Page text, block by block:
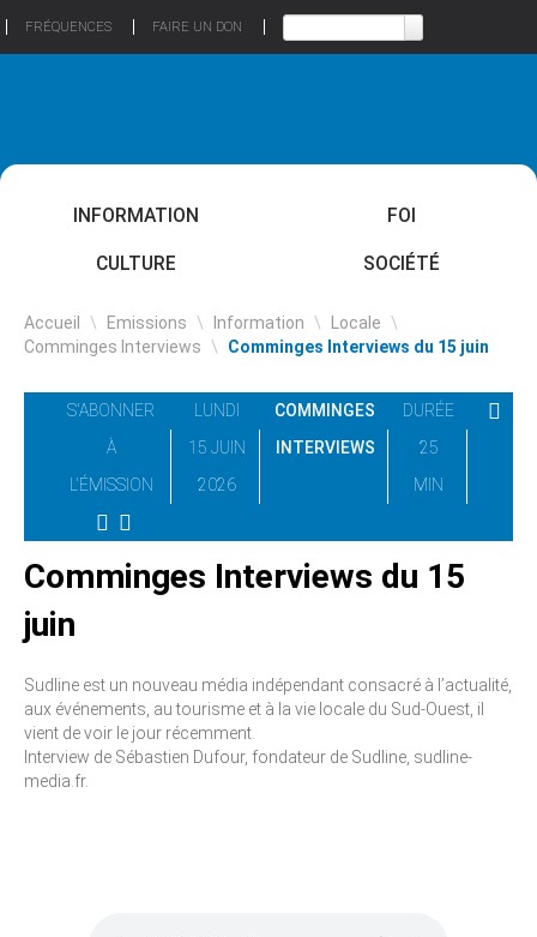
FRÉQUENCES FAIRE UN DON
INFORMATION FOI
CULTURE SOCIÉTÉ
Accueil \ Emissions \ Information \ Locale \
Comminges Interviews \ Comminges Interviews du 15 juin
S'ABONNER
À
L'ÉMISSION
LUNDI
15 JUIN
2026
COMMINGES
INTERVIEWS
DURÉE
25
MIN
Comminges Interviews du 15
juin
Sudline est un nouveau média indépendant consacré à l’actualité,
aux événements, au tourisme et à la vie locale du Sud-Ouest, il
vient de voir le jour récemment.
Interview de Sébastien Dufour, fondateur de Sudline, sudline-
media.fr.